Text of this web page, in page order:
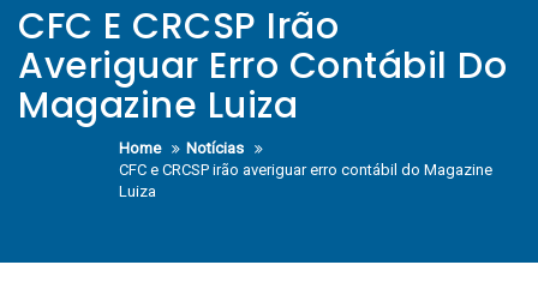
CFC E CRCSP Irão
Averiguar Erro Contábil Do
Magazine Luiza
Home
Notícias
CFC e CRCSP irão averiguar erro contábil do Magazine
Luiza